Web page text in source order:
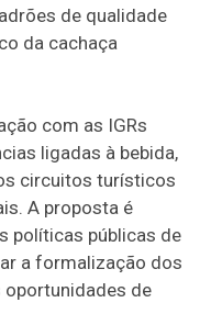
de qualidade
da cachaça
com as IGRs
ligadas à bebida,
circuitos turísticos
A proposta é
políticas públicas de
a formalização dos
oportunidades de